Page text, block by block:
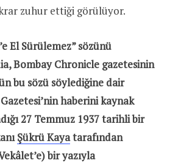
zuhur ettiği görülüyor.
El Sürülemez” sözünü
Bombay Chronicle gazetesinin
bu sözü söylediğine dair
haberini kaynak
27 Temmuz 1937 tarihli bir
Şükrü Kayatarafından
bir yazıyla